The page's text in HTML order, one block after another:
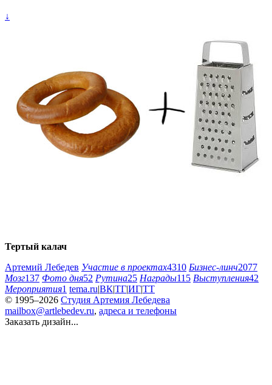
↓
Тертый калач
Артемий Лебедев Участие в проектах4310 Бизнес-линч2077
Мозг137 Фото дня52 Рутина25 Награды115 Выступления42
Мероприятия1 tema.ru|ВК|ТГ|ИГ|ТТ
© 1995–2026 Студия Артемия Лебедева
mailbox@artlebedev.ru, адреса и телефоны
Заказать дизайн...